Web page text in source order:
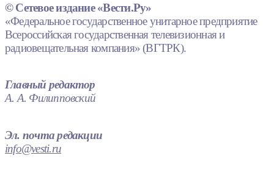
© Сетевое издание «Вести.Ру»
«Федеральное государственное унитарное предприятие
Всероссийская государственная телевизионная и
радиовещательная компания» (ВГТРК).
Главный редактор
А. А. Филипповский
Эл. почта редакции
info@vesti.ru